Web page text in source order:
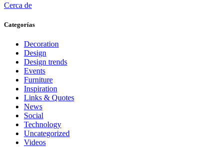
Cerca de
Categorías
Decoration
Design
Design trends
Events
Furniture
Inspiration
Links & Quotes
News
Social
Technology
Uncategorized
Videos